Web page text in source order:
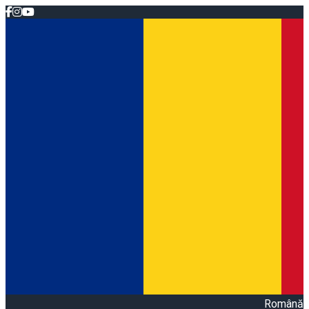
Română